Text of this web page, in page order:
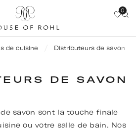
0
de cuisine Distributeurs de savon
DE SAVON
savon sont la touche finale
ou votre salle de bain. Nos